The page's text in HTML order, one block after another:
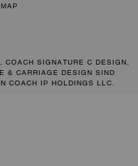
SIGNATURE C DESIGN,
& CARRIAGE DESIGN SIND
COACH IP HOLDINGS LLC.